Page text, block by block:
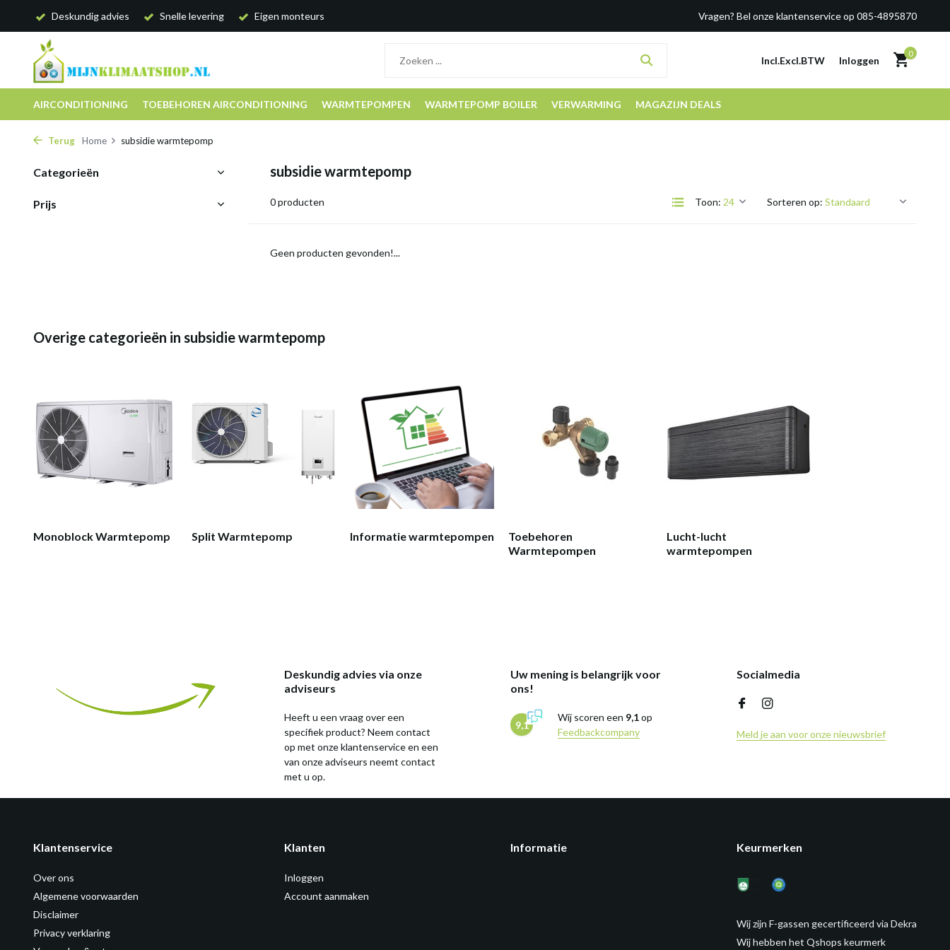
Deskundig advies Snelle levering Eigen monteurs Vragen? Bel onze klantenservice op 085-4895870
Incl.Excl.BTW Inloggen
0
AIRCONDITIONING TOEBEHOREN AIRCONDITIONING WARMTEPOMPEN WARMTEPOMP BOILER VERWARMING MAGAZIJN DEALS
Terug Home subsidie warmtepomp
Categorieën
Prijs
subsidie warmtepomp
0 producten Toon: Sorteren op:
Geen producten gevonden!...
Overige categorieën in subsidie warmtepomp
Monoblock Warmtepomp Split Warmtepomp Informatie warmtepompen
Toebehoren
Warmtepompen
Lucht-lucht
warmtepompen
Deskundig advies via onze
adviseurs
Heeft u een vraag over een
specifiek product? Neem contact
op met onze klantenservice en een
van onze adviseurs neemt contact
met u op.
Uw mening is belangrijk voor
ons!
9,1
Wij scoren een 9,1op
Feedbackcompany
Socialmedia
Meld je aan voor onze nieuwsbrief
Klantenservice
Over ons
Algemene voorwaarden
Disclaimer
Privacy verklaring
Klanten
Inloggen
Account aanmaken
Informatie Keurmerken
Wij zijn F-gassen gecertificeerd via Dekra
Wij hebben het Qshops keurmerk